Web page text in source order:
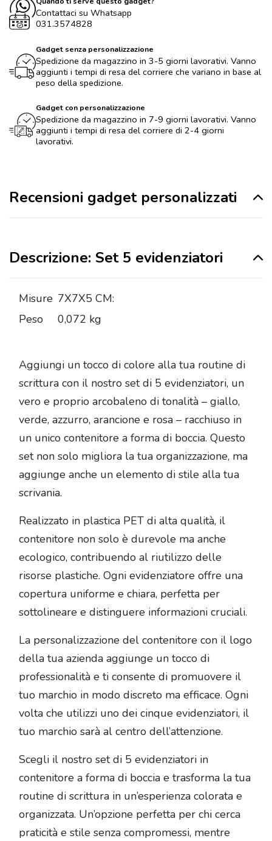
Contattaci su Whatsapp
031.3574828
Gadget senza personalizzazione
Spedizione da magazzino in 3-5 giorni lavorativi. Vanno
aggiunti i tempi di resa del corriere che variano in base al
peso della spedizione.
Gadget con personalizzazione
Spedizione da magazzino in 7-9 giorni lavorativi. Vanno
aggiunti i tempi di resa del corriere di 2-4 giorni
lavorativi.
Recensioni gadget personalizzati
Descrizione: Set 5 evidenziatori
Misure 7X7X5 CM:
Peso
0,072 kg
Aggiungi un tocco di colore alla tua routine di
scrittura con il nostro set di 5 evidenziatori, un
vero e proprio arcobaleno di tonalità – giallo,
verde, azzurro, arancione e rosa – racchiuso in
un unico contenitore a forma di boccia. Questo
set non solo migliora la tua organizzazione, ma
aggiunge anche un elemento di stile alla tua
scrivania.
Realizzato in plastica PET di alta qualità, il
contenitore non solo è durevole ma anche
ecologico, contribuendo al riutilizzo delle
risorse plastiche. Ogni evidenziatore offre una
copertura uniforme e chiara, perfetta per
sottolineare e distinguere informazioni cruciali.
La personalizzazione del contenitore con il logo
della tua azienda aggiunge un tocco di
professionalità e ti consente di promuovere il
tuo marchio in modo discreto ma efficace. Ogni
volta che utilizzi uno dei cinque evidenziatori, il
tuo marchio sarà al centro dell’attenzione.
Scegli il nostro set di 5 evidenziatori in
contenitore a forma di boccia e trasforma la tua
routine di scrittura in un’esperienza colorata e
organizzata. Un’opzione perfetta per chi cerca
praticità e stile senza compromessi, mentre